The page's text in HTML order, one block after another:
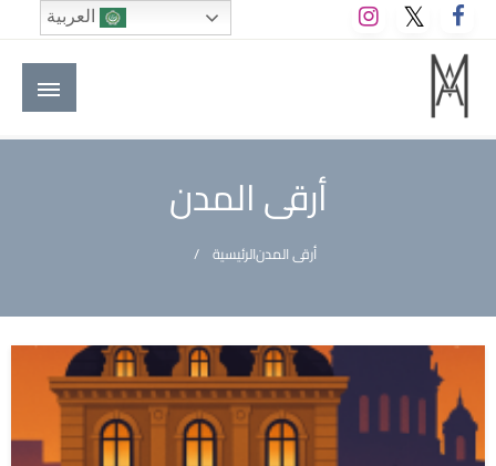
التخطي
إلى
المحتوى
M A hotels | إم ايه هوتيلز
الموقع الأول للعاملين في الفنادق في العالم العربي
أرقى المدن
الرئيسيةأرقى المدن
العربية